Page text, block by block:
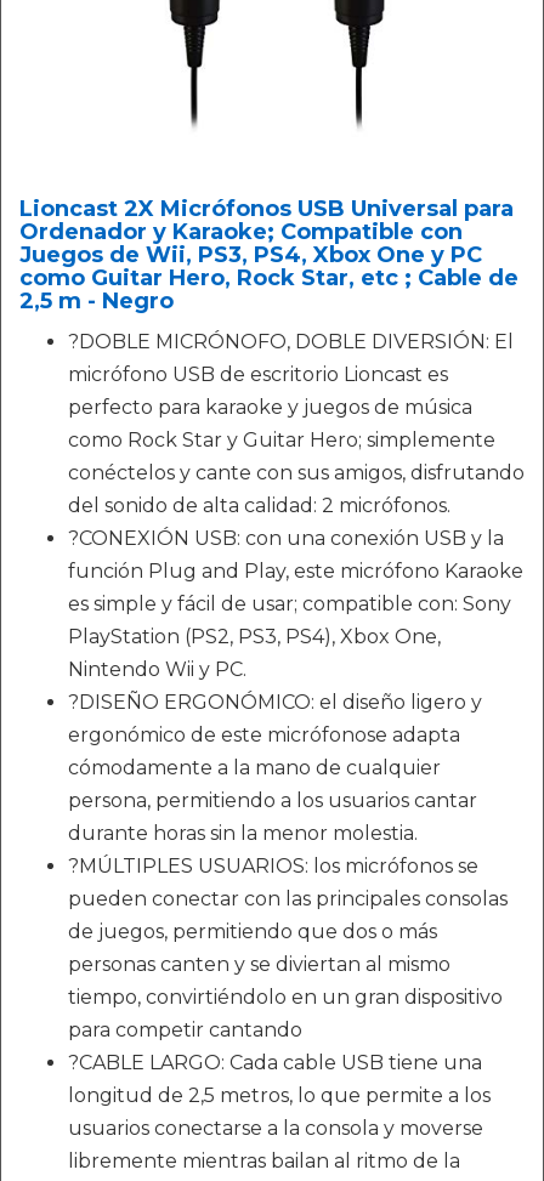
Lioncast 2X Micrófonos USB Universal para
Ordenador y Karaoke; Compatible con
Juegos de Wii, PS3, PS4, Xbox One y PC
como Guitar Hero, Rock Star, etc ; Cable de
2,5 m - Negro
?DOBLE MICRÓNOFO, DOBLE DIVERSIÓN: El
micrófono USB de escritorio Lioncast es
perfecto para karaoke y juegos de música
como Rock Star y Guitar Hero; simplemente
conéctelos y cante con sus amigos, disfrutando
del sonido de alta calidad: 2 micrófonos.
?CONEXIÓN USB: con una conexión USB y la
función Plug and Play, este micrófono Karaoke
es simple y fácil de usar; compatible con: Sony
PlayStation (PS2, PS3, PS4), Xbox One,
Nintendo Wii y PC.
?DISEÑO ERGONÓMICO: el diseño ligero y
ergonómico de este micrófonose adapta
cómodamente a la mano de cualquier
persona, permitiendo a los usuarios cantar
durante horas sin la menor molestia.
?MÚLTIPLES USUARIOS: los micrófonos se
pueden conectar con las principales consolas
de juegos, permitiendo que dos o más
personas canten y se diviertan al mismo
tiempo, convirtiéndolo en un gran dispositivo
para competir cantando
?CABLE LARGO: Cada cable USB tiene una
longitud de 2,5 metros, lo que permite a los
usuarios conectarse a la consola y moverse
libremente mientras bailan al ritmo de la